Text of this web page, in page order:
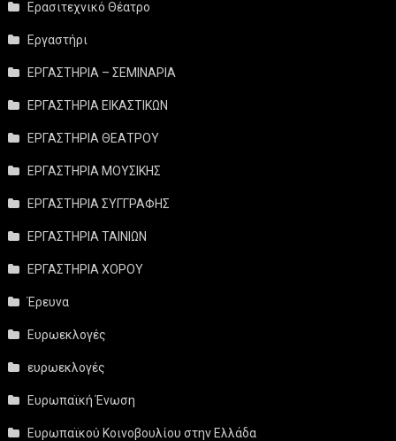
Ερασιτεχνικό Θέατρο
Εργαστήρι
ΕΡΓΑΣΤΗΡΙΑ – ΣΕΜΙΝΑΡΙΑ
ΕΡΓΑΣΤΗΡΙΑ ΕΙΚΑΣΤΙΚΩΝ
ΕΡΓΑΣΤΗΡΙΑ ΘΕΑΤΡΟΥ
ΕΡΓΑΣΤΗΡΙΑ ΜΟΥΣΙΚΗΣ
ΕΡΓΑΣΤΗΡΙΑ ΣΥΓΓΡΑΦΗΣ
ΕΡΓΑΣΤΗΡΙΑ ΤΑΙΝΙΩΝ
ΕΡΓΑΣΤΗΡΙΑ ΧΟΡΟΥ
Έρευνα
Ευρωεκλογές
ευρωεκλογές
Ευρωπαϊκή Ένωση
Ευρωπαϊκού Κοινοβουλίου στην Ελλάδα